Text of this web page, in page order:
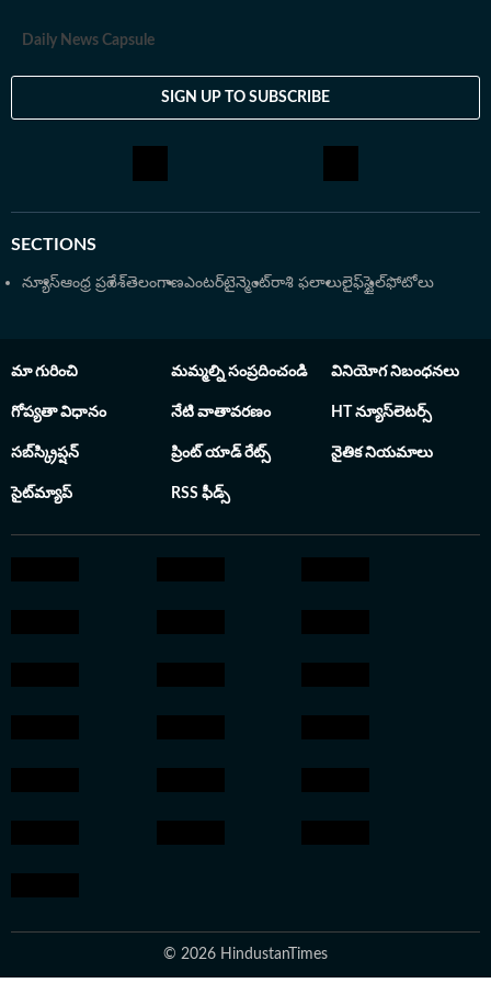
Daily News Capsule
SIGN UP TO SUBSCRIBE
SECTIONS
న్యూస్ఆంధ్ర ప్రదేశ్తెలంగాణఎంటర్‌టైన్మెంట్రాశి ఫలాలులైఫ్‌స్టైల్ఫోటోలు
మా గురించి మమ్మల్ని సంప్రదించండి వినియోగ నిబంధనలు
గోప్యతా విధానం నేటి వాతావరణం HT న్యూస్‌లెటర్స్
సబ్‌స్క్రిప్షన్ ప్రింట్ యాడ్ రేట్స్ నైతిక నియమాలు
సైట్‌మ్యాప్ RSS ఫీడ్స్
© 2026 HindustanTimes